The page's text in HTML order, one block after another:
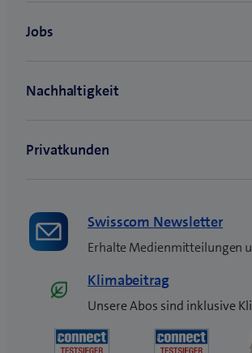
Swisscom Newsletter
Erhalte Medienmitteilungen
Klimabeitrag
Unsere Abos sind inklusive